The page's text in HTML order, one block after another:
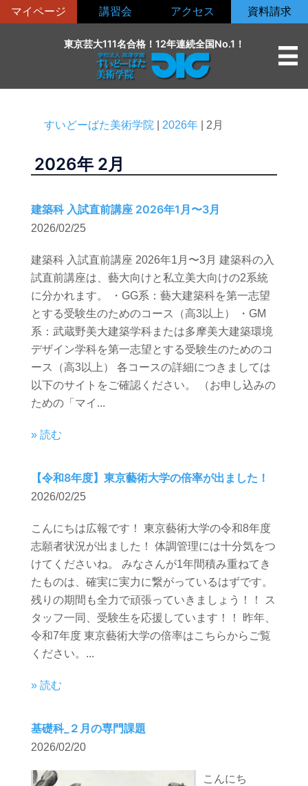
ン
マイページ 講習会 アクセス 資料請求
東京芸大111名合格！12年連続全国No.1！
すいどーばた美術学院 2026年 2月
2026年 2月
建築科 入試直前講座 2026年1月〜3月
2026/02/25
建築科 入試直前講座 2026年1月〜3月 建築科の入
試直前講座は、藝大向けと私立美大向けの2系統
に分かれます。 ・GG系：藝大建築科を第一志望
とする受験生のためのコース（高3以上） ・GM
系：武蔵野美大建築学科または多摩美大建築環境
デザイン学科を第一志望とする受験生のためのコ
ース（高3以上） 各コースの詳細につきましては
以下のサイトをご確認ください。 （お申し込みの
ための「マイ...
» 読む
【令和8年度】東京藝術大学の倍率が出ました！
2026/02/25
こんにちは広報です！ 東京藝術大学の令和8年度
志願者状況が出ました！ 体調管理には十分気をつ
けてくださいね。 みなさんが1年間積み重ねてき
たものは、確実に実力に繋がっているはずです。
残りの期間も全力で頑張っていきましょう！！ ス
タッフ一同、受験生を応援しています！！ 昨年、
令和7年度 東京藝術大学の倍率はこちらからご覧
ください。...
» 読む
基礎科_２月の専門課題
2026/02/20
こんにち